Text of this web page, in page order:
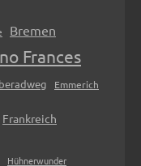
Bremen
Frances
Emmerich
Frankreich
Hühnerwunder